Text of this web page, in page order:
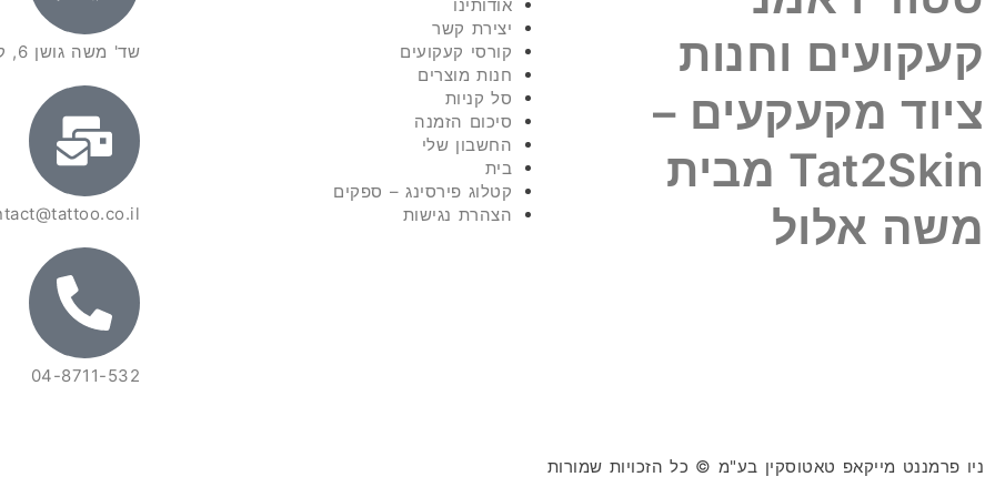
קעקועים וחנות
ציוד מקעקעים –
Tat2Skin מבית
משה אלול
אודותינו
יצירת קשר
קורסי קעקועים
חנות מוצרים
סל קניות
סיכום הזמנה
החשבון שלי
בית
קטלוג פירסינג – ספקים
הצהרת נגישות
שד' משה גושן 6, קרית מוצקין
04-8711-532
ניו פרמננט מייקאפ טאטוסקין בע"מ © כל הזכויות שמורות